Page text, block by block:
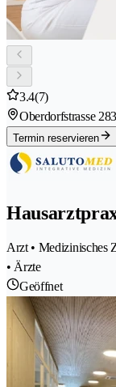
3.4(7)
Oberdorfstrasse 28
Termin reservieren
Arzt • Medizinisches
• Ärzte
Geöffnet